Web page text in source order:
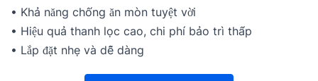
• Khả năng chống ăn mòn tuyệt vời
• Hiệu quả thanh lọc cao, chi phí bảo trì thấp
• Lắp đặt nhẹ và dễ dàng